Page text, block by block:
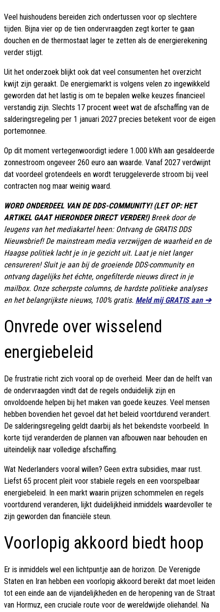
Veel huishoudens bereiden zich ondertussen voor op slechtere
tijden. Bijna vier op de tien ondervraagden zegt korter te gaan
douchen en de thermostaat lager te zetten als de energierekening
verder stijgt.
Uit het onderzoek blijkt ook dat veel consumenten het overzicht
kwijt zijn geraakt. De energiemarkt is volgens velen zo ingewikkeld
geworden dat het lastig is om te bepalen welke keuzes financieel
verstandig zijn. Slechts 17 procent weet wat de afschaffing van de
salderingsregeling per 1 januari 2027 precies betekent voor de eigen
portemonnee.
Op dit moment vertegenwoordigt iedere 1.000 kWh aan gesaldeerde
zonnestroom ongeveer 260 euro aan waarde. Vanaf 2027 verdwijnt
dat voordeel grotendeels en wordt teruggeleverde stroom bij veel
contracten nog maar weinig waard.
WORD ONDERDEEL VAN DE DDS-COMMUNITY! (LET OP: HET
ARTIKEL GAAT HIERONDER DIRECT VERDER!) Breek door de
leugens van het mediakartel heen: Ontvang de GRATIS DDS
Nieuwsbrief! De mainstream media verzwijgen de waarheid en de
Haagse politiek lacht je in je gezicht uit. Laat je niet langer
censureren! Sluit je aan bij de groeiende DDS-community en
ontvang dagelijks het échte, ongefilterde nieuws direct in je
mailbox. Onze scherpste columns, de hardste politieke analyses
en het belangrijkste nieuws, 100% gratis. Meld mij GRATIS aan ➔
Onvrede over wisselend
energiebeleid
De frustratie richt zich vooral op de overheid. Meer dan de helft van
de ondervraagden vindt dat de regels onduidelijk zijn en
onvoldoende helpen bij het maken van goede keuzes. Veel mensen
hebben bovendien het gevoel dat het beleid voortdurend verandert.
De salderingsregeling geldt daarbij als het bekendste voorbeeld. In
korte tijd veranderden de plannen van afbouwen naar behouden en
uiteindelijk naar volledige afschaffing.
Wat Nederlanders vooral willen? Geen extra subsidies, maar rust.
Liefst 65 procent pleit voor stabiele regels en een voorspelbaar
energiebeleid. In een markt waarin prijzen schommelen en regels
voortdurend veranderen, lijkt duidelijkheid inmiddels waardevoller te
zijn geworden dan financiële steun.
Voorlopig akkoord biedt hoop
Er is inmiddels wel een lichtpuntje aan de horizon. De Verenigde
Staten en Iran hebben een voorlopig akkoord bereikt dat moet leiden
tot een einde aan de vijandelijkheden en de heropening van de Straat
van Hormuz, een cruciale route voor de wereldwijde oliehandel. Na